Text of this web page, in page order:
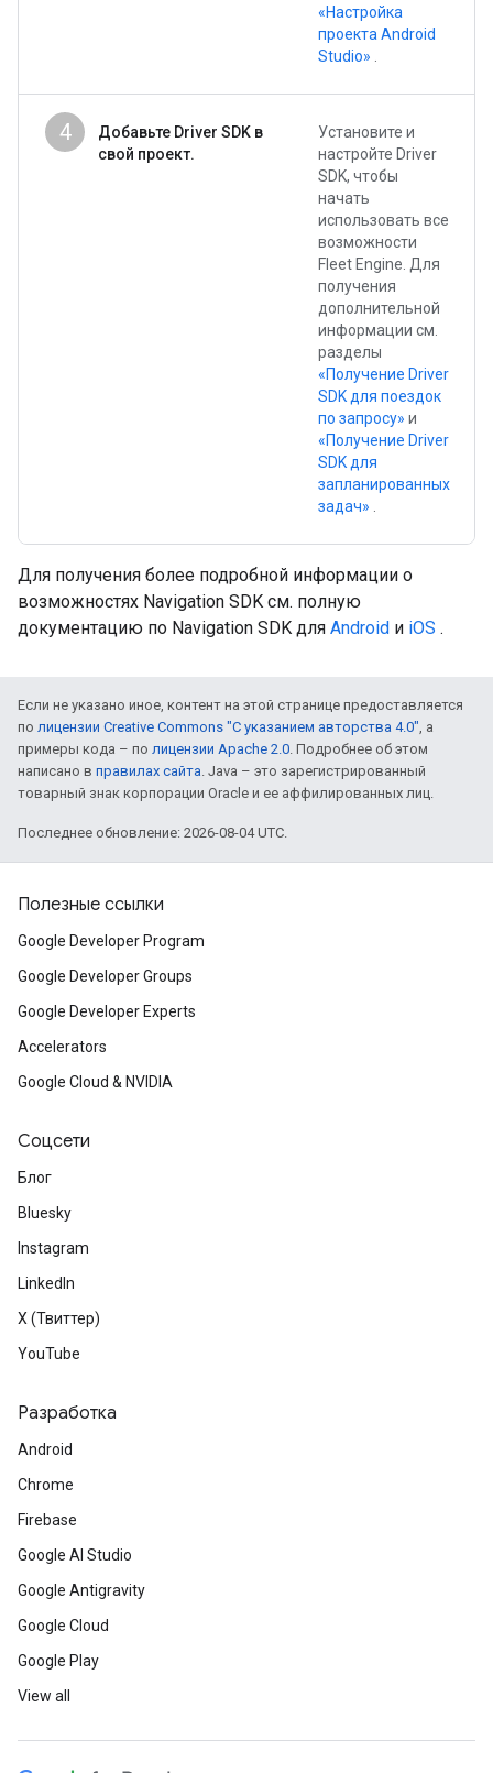
«Настройка
проекта Android
Studio»
4
Добавьте Driver SDK в
свой проект.
Установите и
настройте Driver
SDK, чтобы
начать
использовать все
возможности
Fleet Engine. Для
получения
дополнительной
информации см.
разделы
«Получение Driver
SDK для поездок
по запросу» и
«Получение Driver
SDK для
запланированных
задач»
Для получения более подробной информации о
возможностях Navigation SDK см. полную
документацию по Navigation SDK для Android и iOS .
Если не указано иное, контент на этой странице предоставляется
по лицензии Creative Commons "С указанием авторства 4.0" , а
примеры кода – по лицензии Apache 2.0 . Подробнее об этом
написано в правилах сайта . Java – это зарегистрированный
товарный знак корпорации Oracle и ее аффилированных лиц.
Последнее обновление: 2026-08-04 UTC.
Полезные ссылки
Google Developer Program
Google Developer Groups
Google Developer Experts
Accelerators
Google Cloud & NVIDIA
Соцсети
Блог
Bluesky
Instagram
LinkedIn
X (Твиттер)
YouTube
Разработка
Android
Chrome
Firebase
Google AI Studio
Google Antigravity
Google Cloud
Google Play
View all